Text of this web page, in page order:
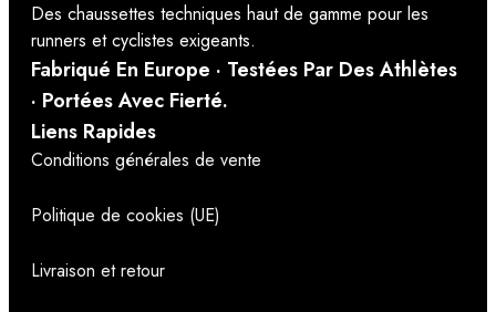
Des chaussettes techniques haut de gamme pour les
runners et cyclistes exigeants.
Fabriqué En Europe · Testées Par Des Athlètes
· Portées Avec Fierté.
Liens Rapides
Conditions générales de vente
Politique de cookies (UE)
Livraison et retour